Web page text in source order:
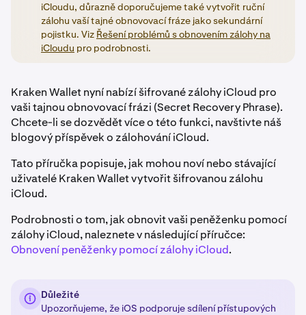
iCloudu, důrazně doporučujeme také vytvořit ruční
zálohu vaší tajné obnovovací fráze jako sekundární
pojistku. Viz Řešení problémů s obnovením zálohy na
iCloudu pro podrobnosti.
Kraken Wallet nyní nabízí šifrované zálohy iCloud pro
vaši tajnou obnovovací frázi (Secret Recovery Phrase).
Chcete-li se dozvědět více o této funkci, navštivte náš
blogový příspěvek o zálohování iCloud.
Tato příručka popisuje, jak mohou noví nebo stávající
uživatelé Kraken Wallet vytvořit šifrovanou zálohu
iCloud.
Podrobnosti o tom, jak obnovit vaši peněženku pomocí
zálohy iCloud, naleznete v následující příručce:
Obnovení peněženky pomocí zálohy iCloud.
Důležité
Upozorňujeme, že iOS podporuje sdílení přístupových